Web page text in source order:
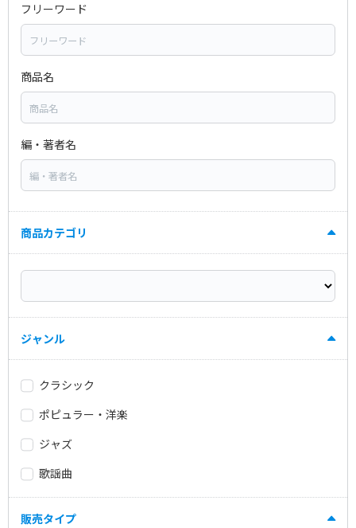
フリーワード
商品名
編・著者名
商品カテゴリ
ジャンル
クラシック
ポピュラー・洋楽
ジャズ
歌謡曲
販売タイプ